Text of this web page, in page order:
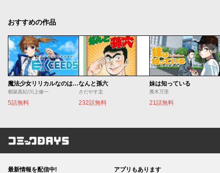
おすすめの作品
魔法少女リリカルなのは EXCEEDS
都築真紀/川上修一
5話無料
なんと孫六
さだやす圭
232話無料
妹は知っている
雁木万里
21話無料
コミックDAYS
最新情報を配信中! アプリもあります